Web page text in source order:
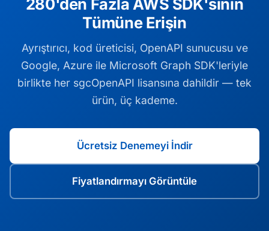
280'den Fazla AWS SDK'sinin
Tümüne Erişin
Ayrıştırıcı, kod üreticisi, OpenAPI sunucusu ve
Google, Azure ile Microsoft Graph SDK'leriyle
birlikte her sgcOpenAPI lisansına dahildir — tek
ürün, üç kademe.
Ücretsiz Denemeyi İndir
Fiyatlandırmayı Görüntüle